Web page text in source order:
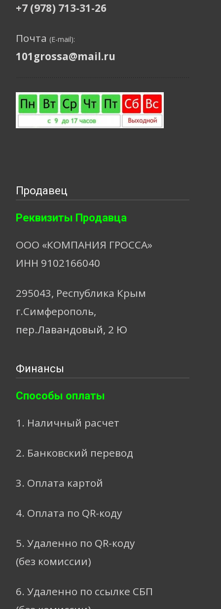
+7 (978) 713-31-26
Почта (E-mail):
101grossa@mail.ru
Продавец
Реквизиты Продавца
ООО «КОМПАНИЯ ГРОССА»
ИНН 9102166040
295043, Республика Крым
г.Симферополь,
пер.Лавандовый, 2 Ю
Финансы
Способы оплаты
1. Наличный расчет
2. Банковский перевод
3. Оплата картой
4. Оплата по QR-коду
5. Удаленно по QR-коду
(без комиссии)
6. Удаленно по ссылке СБП